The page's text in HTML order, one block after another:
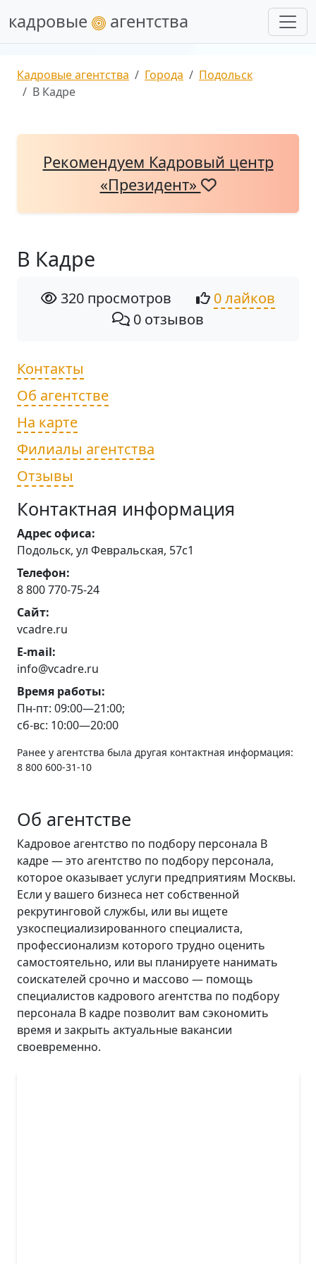
кадровые агентства
Кадровые агентства Города
Подольск
В Кадре
Рекомендуем Кадровый центр
«Президент»
В Кадре
320 просмотров
0 лайков
0 отзывов
Контакты
Об агентстве
На карте
Филиалы агентства
Отзывы
Контактная информация
Адрес офиса:
Подольск, ул Февральская, 57с1
Телефон:
8 800 770-75-24
Сайт:
vcadre.ru
E-mail:
info@vcadre.ru
Время работы:
Пн-пт: 09:00—21:00;
сб-вс: 10:00—20:00
Ранее у агентства была другая контактная информация:
8 800 600-31-10
Об агентстве
Кадровое агентство по подбору персонала В
кадре — это агентство по подбору персонала,
которое оказывает услуги предприятиям Москвы.
Если у вашего бизнеса нет собственной
рекрутинговой службы, или вы ищете
узкоспециализированного специалиста,
профессионализм которого трудно оценить
самостоятельно, или вы планируете нанимать
соискателей срочно и массово — помощь
специалистов кадрового агентства по подбору
персонала В кадре позволит вам сэкономить
время и закрыть актуальные вакансии
своевременно.